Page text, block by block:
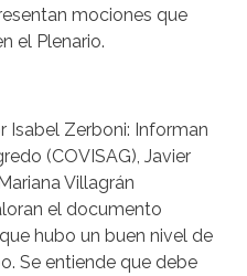
mociones que
el Plenario.
Isabel Zerboni: Informan
(COVISAG), Javier
Villagrán
el documento
hubo un buen nivel de
Se entiende que debe